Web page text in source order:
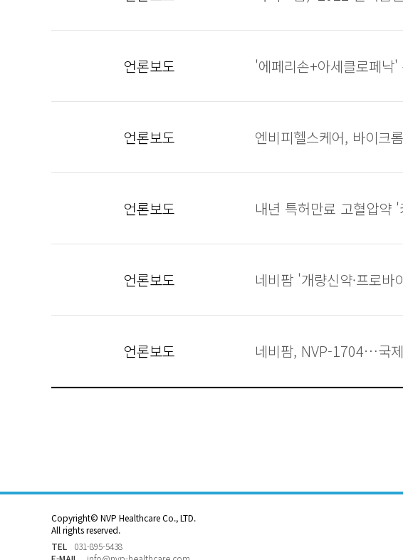
언론보도 '에페리손+아세클로페
언론보도 엔비피헬스케어, 바이크
언론보도 내년 특허만료 고혈압약
언론보도 네비팜 '개량신약·프로
언론보도 네비팜, NVP-1704…국
Copyright© NVP Healthcare Co., LTD.
All rights reserved.
TEL
031-895-5438